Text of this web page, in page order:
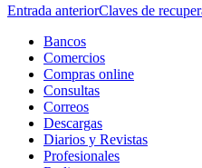
Navegación
entradas
Entrada anteriorClaves de
Bancos
Comercios
Compras online
Consultas
Correos
Descargas
Diarios y Revistas
Profesionales